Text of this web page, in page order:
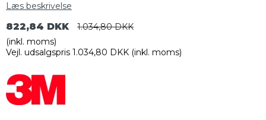
Læs beskrivelse
822,84 DKK
1.034,80 DKK
(inkl. moms)
Vejl. udsalgspris 1.034,80 DKK (inkl. moms)